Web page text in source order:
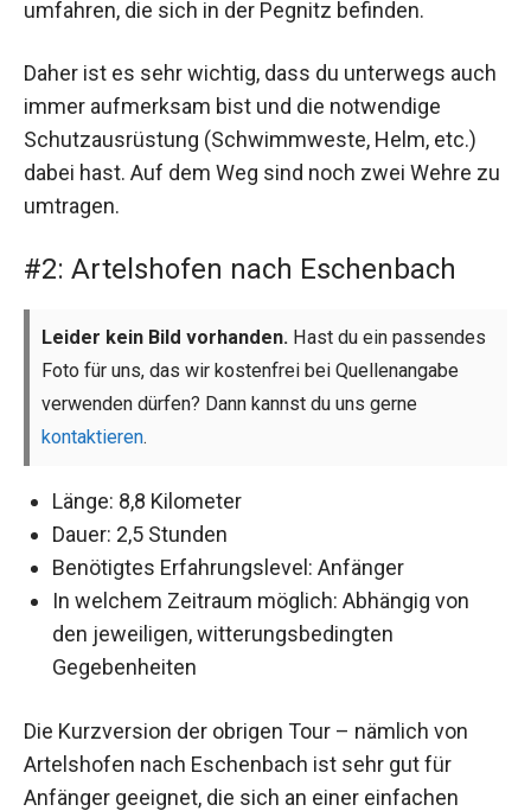
umfahren, die sich in der Pegnitz befinden.
Daher ist es sehr wichtig, dass du unterwegs auch
immer aufmerksam bist und die notwendige
Schutzausrüstung (Schwimmweste, Helm, etc.)
dabei hast. Auf dem Weg sind noch zwei Wehre zu
umtragen.
#2: Artelshofen nach Eschenbach
Leider kein Bild vorhanden. Hast du ein passendes
Foto für uns, das wir kostenfrei bei Quellenangabe
verwenden dürfen? Dann kannst du uns gerne
kontaktieren.
Länge: 8,8 Kilometer
Dauer: 2,5 Stunden
Benötigtes Erfahrungslevel: Anfänger
In welchem Zeitraum möglich: Abhängig von
den jeweiligen, witterungsbedingten
Gegebenheiten
Die Kurzversion der obrigen Tour – nämlich von
Artelshofen nach Eschenbach ist sehr gut für
Anfänger geeignet, die sich an einer einfachen